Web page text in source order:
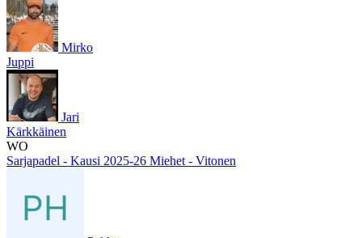
Mirko
Juppi
Jari
Kärkkäinen
WO
Sarjapadel - Kausi 2025-26 Miehet - Vitonen